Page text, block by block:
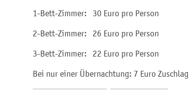
1-Bett-Zimmer: 30 Euro pro Person
2-Bett-Zimmer: 26 Euro pro Person
3-Bett-Zimmer: 22 Euro pro Person
Bei nur einer Übernachtung: 7 Euro Zuschlag